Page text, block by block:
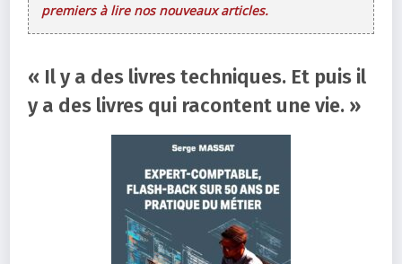
premiers à lire nos nouveaux articles.
« Il y a des livres techniques. Et puis il
y a des livres qui racontent une vie. »